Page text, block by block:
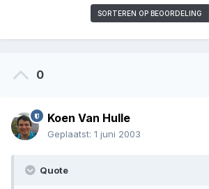
SORTEREN OP BEOORDELING
0
Koen Van Hulle
Geplaatst: 1 juni 2003
Quote